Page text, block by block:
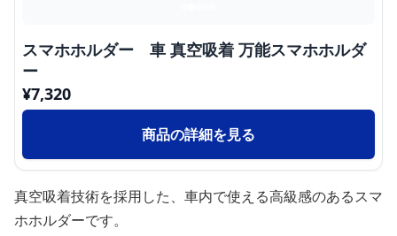
スマホホルダー 車 真空吸着 万能スマホホルダ
ー
¥7,320
商品の詳細を見る
真空吸着技術を採用した、車内で使える高級感のあるスマ
ホホルダーです。